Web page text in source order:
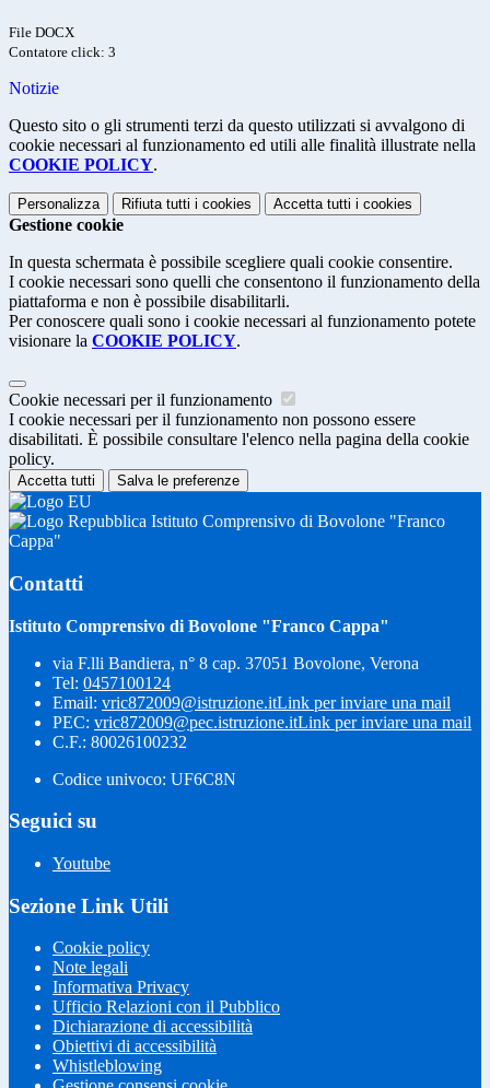
File DOCX
Contatore click: 3
Notizie
Questo sito o gli strumenti terzi da questo utilizzati si avvalgono di
cookie necessari al funzionamento ed utili alle finalità illustrate nella
COOKIE POLICY.
Personalizza Rifiuta tutti i cookies Accetta tutti i cookies
Gestione cookie
In questa schermata è possibile scegliere quali cookie consentire.
I cookie necessari sono quelli che consentono il funzionamento della
piattaforma e non è possibile disabilitarli.
Per conoscere quali sono i cookie necessari al funzionamento potete
visionare la COOKIE POLICY.
Cookie necessari per il funzionamento
I cookie necessari per il funzionamento non possono essere
disabilitati. È possibile consultare l'elenco nella pagina della cookie
policy.
Accetta tutti Salva le preferenze
Istituto Comprensivo di Bovolone "Franco
Cappa"
Contatti
Istituto Comprensivo di Bovolone "Franco Cappa"
via F.lli Bandiera, n° 8 cap. 37051 Bovolone, Verona
Tel: 0457100124
Email: vric872009@istruzione.itLink per inviare una mail
PEC: vric872009@pec.istruzione.itLink per inviare una mail
C.F.: 80026100232
Codice univoco: UF6C8N
Seguici su
Youtube
Sezione Link Utili
Cookie policy
Note legali
Informativa Privacy
Ufficio Relazioni con il Pubblico
Dichiarazione di accessibilità
Obiettivi di accessibilità
Whistleblowing